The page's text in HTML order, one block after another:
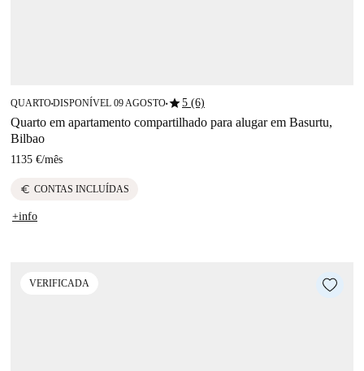
QUARTO■DISPONÍVEL 09 AGOSTO■star5 (6)
Quarto em apartamento compartilhado para alugar em Basurtu,
Bilbao
1135 €/mês
euro CONTAS INCLUÍDAS
+info
VERIFICADA